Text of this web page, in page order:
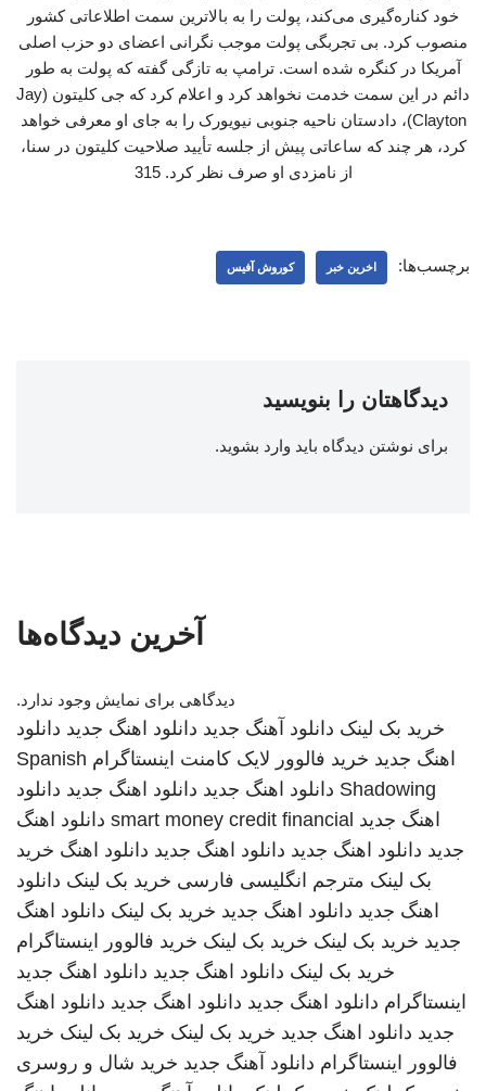
خود کناره‌گیری می‌کند، پولت را به بالاترین سمت اطلاعاتی کشور
منصوب کرد. بی تجربگی پولت موجب نگرانی‌ اعضای دو حزب اصلی
آمریکا در کنگره شده است. ترامپ به تازگی گفته که پولت به طور
دائم در این سمت خدمت نخواهد کرد و اعلام کرد که جی کلیتون (Jay
Clayton)، دادستان ناحیه جنوبی نیویورک را به جای او معرفی خواهد
کرد، هر چند که ساعاتی پیش از جلسه تأیید صلاحیت کلیتون در سنا،
از نامزدی او صرف نظر کرد. 315
برچسب‌ها: اخرین خبر کوروش آفیس
دیدگاهتان را بنویسید
برای نوشتن دیدگاه باید وارد بشوید.
آخرین دیدگاه‌ها
دیدگاهی برای نمایش وجود ندارد.
خرید بک لینک دانلود آهنگ جدید دانلود اهنگ جدید دانلود
اهنگ جدید خرید فالوور لایک کامنت اینستاگرام Spanish
Shadowing دانلود اهنگ جدید دانلود اهنگ جدید دانلود
اهنگ جدید smart money credit financial دانلود اهنگ
جدید دانلود اهنگ جدید دانلود اهنگ جدید دانلود اهنگ خرید
بک لینک مترجم انگلیسی فارسی خرید بک لینک دانلود
اهنگ جدید دانلود اهنگ جدید خرید بک لینک دانلود اهنگ
جدید خرید بک لینک خرید بک لینک خرید فالوور اینستاگرام
خرید بک لینک دانلود اهنگ جدید دانلود اهنگ جدید
اینستاگرام دانلود اهنگ جدید دانلود اهنگ جدید دانلود اهنگ
جدید دانلود اهنگ جدید خرید بک لینک خرید بک لینک خرید
فالوور اینستاگرام دانلود آهنگ جدید خرید شال و روسری